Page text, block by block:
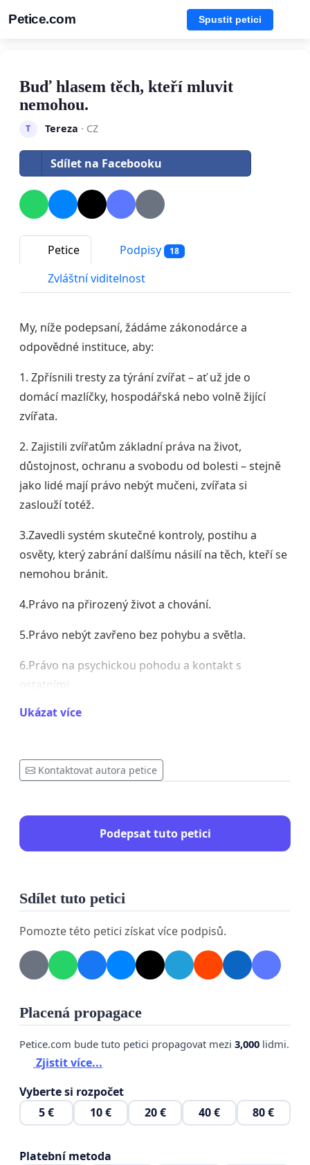
Petice.com Spustit petici
Buď hlasem těch, kteří mluvit
nemohou.
T Tereza · CZ
Sdílet na Facebooku
Petice Podpisy 18
Zvláštní viditelnost
My, níže podepsaní, žádáme zákonodárce a
odpovědné instituce, aby:
1. Zpřísnili tresty za týrání zvířat – ať už jde o
domácí mazlíčky, hospodářská nebo volně žijící
zvířata.
2. Zajistili zvířatům základní práva na život,
důstojnost, ochranu a svobodu od bolesti – stejně
jako lidé mají právo nebýt mučeni, zvířata si
zaslouží totéž.
3.Zavedli systém skutečné kontroly, postihu a
osvěty, který zabrání dalšímu násilí na těch, kteří se
nemohou bránit.
4.Právo na přirozený život a chování.
5.Právo nebýt zavřeno bez pohybu a světla.
6.Právo na psychickou pohodu a kontakt s
ostatními.
7.Právo být víc než jen majetek – jako cítící bytost.
Ukázat více
Kontaktovat autora petice
Podepsat tuto petici
Sdílet tuto petici
Pomozte této petici získat více podpisů.
Placená propagace
Petice.com bude tuto petici propagovat mezi 3,000 lidmi.
Zjistit více...
Vyberte si rozpočet
5 €
10 € 20 € 40 € 80 €
Platební metoda